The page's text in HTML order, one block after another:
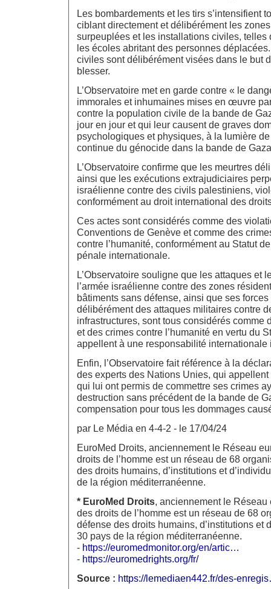
Les bombardements et les tirs s’intensifient
ciblant directement et délibérément les
surpeuplées et les installations civiles, telles
les écoles abritant des personnes
civiles sont délibérément visées dans le but
blesser.
L’Observatoire met en garde contre « le
immorales et inhumaines mises en œuvre
contre la population civile de la bande de
jour en jour et qui leur causent de graves
psychologiques et physiques, à la lumière
continue du génocide dans la bande de
L’Observatoire confirme que les meurtres
ainsi que les exécutions extrajudiciaires
israélienne contre des civils palestiniens,
conformément au droit international des
Ces actes sont considérés comme des
Conventions de Genève et comme des
contre l’humanité, conformément au Statut
pénale internationale.
L’Observatoire souligne que les attaques et
l’armée israélienne contre des zones
bâtiments sans défense, ainsi que ses
délibérément des attaques militaires contre
infrastructures, sont tous considérés comme
et des crimes contre l’humanité en vertu du
appellent à une responsabilité internationale
Enfin, l’Observatoire fait référence à la
des experts des Nations Unies, qui
qui lui ont permis de commettre ses crimes
destruction sans précédent de la bande de
compensation pour tous les dommages
par Le Média en 4-4-2 - le 17/04/24
EuroMed Droits, anciennement le Réseau
droits de l’homme est un réseau de 68
des droits humains, d’institutions et
de la région méditerranéenne.
* EuroMed Droits, anciennement le
des droits de l’homme est un réseau de 68
défense des droits humains, d’institutions et
30 pays de la région méditerranéenne.
- https://euromedmonitor.org/en/artic…
- https://euromedrights.org/fr/
Source : https://lemediaen442.fr/des-